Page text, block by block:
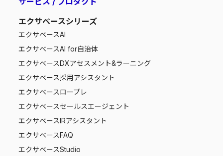
エクサベースシリーズ
エクサベースAI
エクサベースAI for自治体
エクサベースDXアセスメント&ラーニング
エクサベース採用アシスタント
エクサベースロープレ
エクサベースセールスエージェント
エクサベースIRアシスタント
エクサベースFAQ
エクサベースStudio